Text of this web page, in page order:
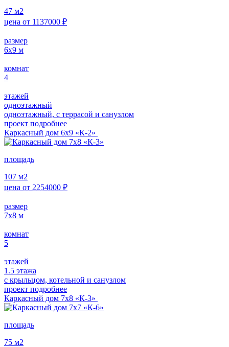
47 м2
цена от 1137000 ₽
размер
6х9 м
комнат
4
этажей
одноэтажный
одноэтажный, с террасой и санузлом
проект подробнее
Каркасный дом 6х9 «К-2»
площадь
107 м2
цена от 2254000 ₽
размер
7х8 м
комнат
5
этажей
1.5 этажа
с крыльцом, котельной и санузлом
проект подробнее
Каркасный дом 7х8 «К-3»
площадь
75 м2